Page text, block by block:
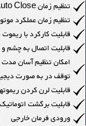
تنظیم زمان Auto Close
تنظیم زمان عملکرد
قابلیت کارکرد با
قابلیت اتصال به چشم و
امکان تنظیم آسان
توقف در به صورت
قابلیت لرن کردن
قابلیت برگشت اتوماتیک
ورودی فرمان خارجی